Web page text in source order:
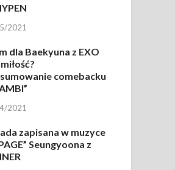
2021
dla Baekyuna z EXO
comebacku
2021
zapisana w muzyce
Seungyoona z